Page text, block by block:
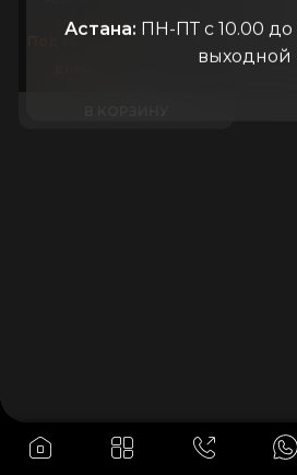
Под заказ 21
990.000 ₸
Астана: ПН-ПТ с 10.00
выходной